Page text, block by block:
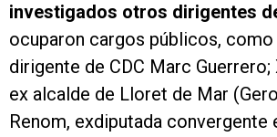
investigados otros dirigentes
ocuparon cargos públicos,
dirigente de CDC Marc Guerrero;
ex alcalde de Lloret de Mar
Renom, exdiputada convergente